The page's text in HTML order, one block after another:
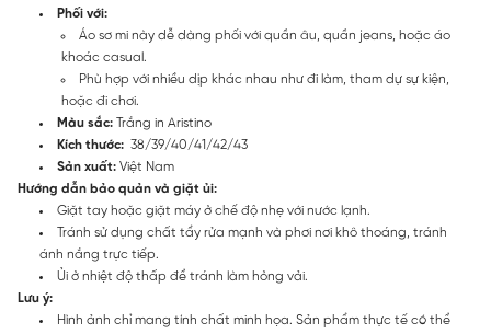
Phối với:
Áo sơ mi này dễ dàng phối với quần âu, quần jeans, hoặc áo
khoác casual.
Phù hợp với nhiều dịp khác nhau như đi làm, tham dự sự kiện,
hoặc đi chơi.
Màu sắc: Trắng in Aristino
Kích thước: 38/39/40/41/42/43
Sản xuất: Việt Nam
Hướng dẫn bảo quản và giặt ủi:
Giặt tay hoặc giặt máy ở chế độ nhẹ với nước lạnh.
Tránh sử dụng chất tẩy rửa mạnh và phơi nơi khô thoáng, tránh
ánh nắng trực tiếp.
Ủi ở nhiệt độ thấp để tránh làm hỏng vải.
Lưu ý:
Hình ảnh chỉ mang tính chất minh họa. Sản phẩm thực tế có thể